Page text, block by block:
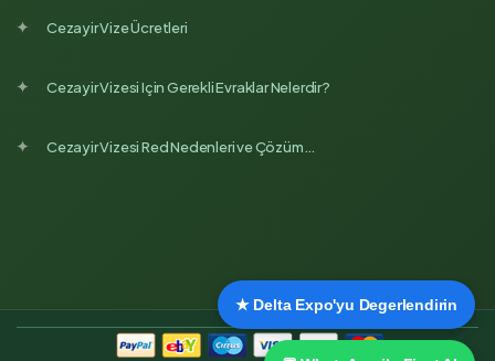
Cezayir Vize Ücretleri
Cezayir Vizesi Için Gerekli Evraklar Nelerdir?
Cezayir Vizesi Red Nedenleri ve Çözüm…
★ Delta Expo'yu Degerlendirin